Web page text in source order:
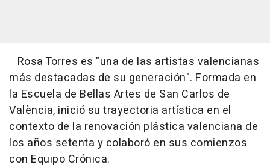
Rosa Torres es "una de las artistas valencianas
más destacadas de su generación". Formada en
la Escuela de Bellas Artes de San Carlos de
València, inició su trayectoria artística en el
contexto de la renovación plástica valenciana de
los años setenta y colaboró en sus comienzos
con Equipo Crónica.